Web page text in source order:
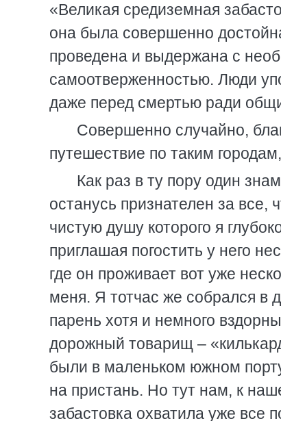
«Великая средиземная
она была совершенно
проведена и выдержана с
самоотверженностью. Люди
даже перед смертью ради
Совершенно случайно,
путешествие по таким
Как раз в ту пору один
останусь признателен за все,
чистую душу которого я
приглашая погостить у него
где он проживает вот уже
меня. Я тотчас же собрался в
парень хотя и немного
дорожный товарищ –
были в маленьком южном
на пристань. Но тут нам, к
забастовка охватила уже все